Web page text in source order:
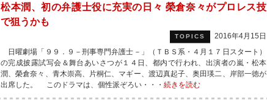
松本潤、初の弁護士役に充実の日々 榮倉奈々がプロレス技
で狙うかも
TOPICS
2016年4月15日
日曜劇場「９９．９－刑事専門弁護士－」（ＴＢＳ系・４月１７日スタート）
の完成披露試写会＆舞台あいさつが１４日、都内で行われ、出演者の嵐・松本
潤、榮倉奈々、青木崇高、片桐仁、マギー、渡辺真起子、奥田瑛二、岸部一徳が
出席した。 このドラマは、個性派ぞろい・・・ 続きを読む